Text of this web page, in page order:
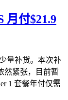
月付$21.9
量补货。本次补
然紧张，目前暂
1 套餐年付仅需